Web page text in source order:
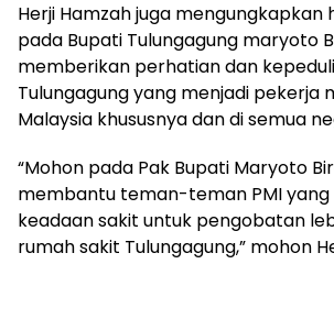
Herji Hamzah juga mengungkapkan
pada Bupati Tulungagung maryoto
memberikan perhatian dan
Tulungagung yang menjadi pekerja
Malaysia khususnya dan di semua
“Mohon pada Pak Bupati Maryoto
membantu teman-teman PMI
keadaan sakit untuk pengobatan
rumah sakit Tulungagung,” mohon